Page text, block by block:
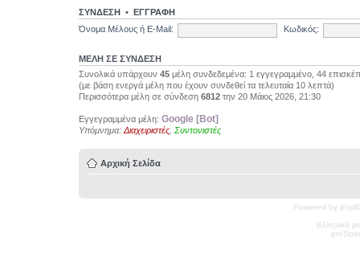
ΣΥΝΔΕΣΗ • ΕΓΓΡΑΦΗ
Όνομα Μέλους ή E-Mail:
Κωδικός:
ΜΕΛΗ ΣΕ ΣΥΝΔΕΣΗ
Συνολικά υπάρχουν 45 μέλη συνδεδεμένα: 1 εγγεγραμμένο, 44
(με βάση ενεργά μέλη που έχουν συνδεθεί τα τελευταία 10 λεπτά)
Περισσότερα μέλη σε σύνδεση 6812 την 20 Μάιος 2026, 21:30
Εγγεγραμμένα μέλη: Google [Bot]
Υπόμνημα: Διαχειριστές Συντονιστές
Αρχική Σελίδα
Powered by
Ελληνική
pro